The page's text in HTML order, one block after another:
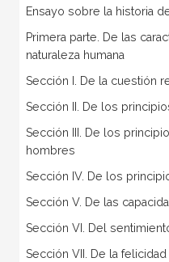
Ensayo sobre la historia
Primera parte. De las
naturaleza humana
Sección I. De la cuestión
Sección II. De los
Sección III. De los
hombres
Sección IV. De los
Sección V. De las
Sección VI. Del
Sección VII. De la felicidad